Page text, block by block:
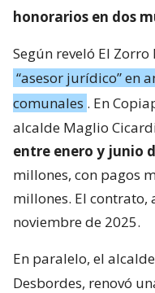
honorarios en dos
Según reveló El
“asesor jurídico” en
comunales . En
alcalde Maglio
entre enero y junio
millones, con pagos
millones. El contrato,
noviembre de 2025.
En paralelo, el
Desbordes, renovó